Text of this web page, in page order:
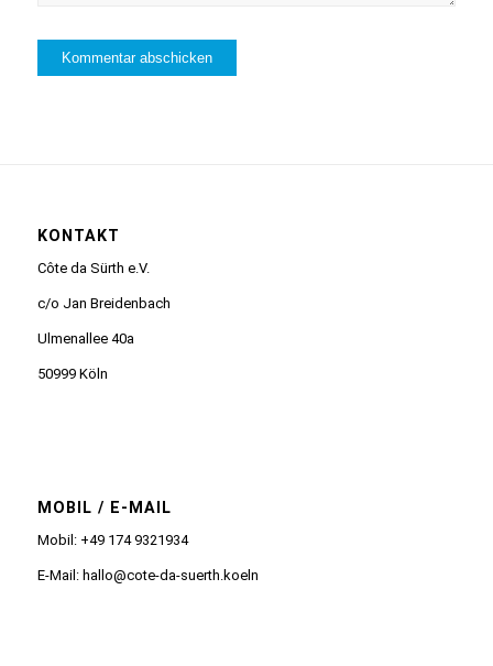
KONTAKT
Côte da Sürth e.V.
c/o Jan Breidenbach
Ulmenallee 40a
50999 Köln
MOBIL / E-MAIL
Mobil: +49 174 9321934
E-Mail: hallo@cote-da-suerth.koeln